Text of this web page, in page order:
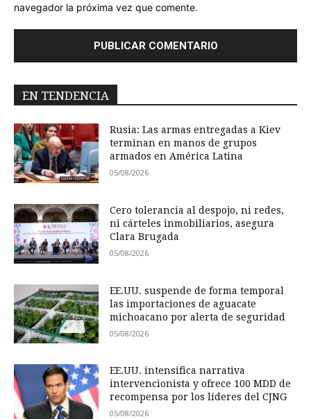
navegador la próxima vez que comente.
EN TENDENCIA
Rusia: Las armas entregadas a Kiev
terminan en manos de grupos
armados en América Latina
05/08/2026
Cero tolerancia al despojo, ni redes,
ni cárteles inmobiliarios, asegura
Clara Brugada
05/08/2026
EE.UU. suspende de forma temporal
las importaciones de aguacate
michoacano por alerta de seguridad
05/08/2026
EE.UU. intensifica narrativa
intervencionista y ofrece 100 MDD de
recompensa por los líderes del CJNG
05/08/2026